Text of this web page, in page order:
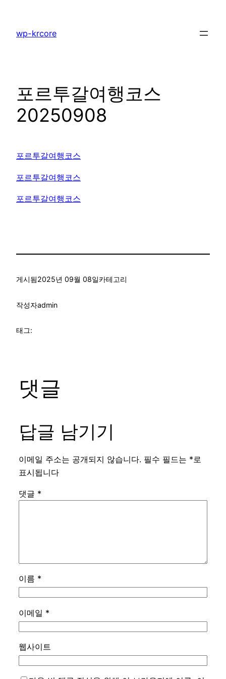
wp-krcore
포르투갈여행코스
20250908
포르투갈여행코스
포르투갈여행코스
포르투갈여행코스
게시됨2025년 09월 08일카테고리
작성자admin
태그:
댓글
답글 남기기
이메일 주소는 공개되지 않습니다. 필수 필드는 *로
표시됩니다
댓글 *
이름 *
이메일 *
웹사이트